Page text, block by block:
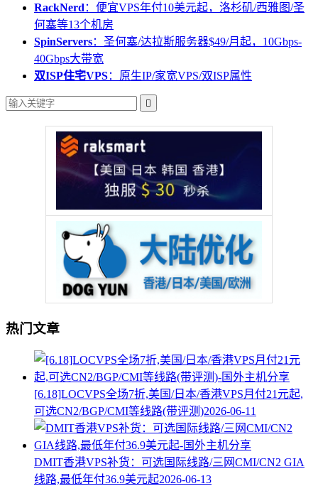
RackNerd ：便宜VPS年付10美元起，洛杉矶/西雅图/圣
何塞等13个机房
SpinServers：圣何塞/达拉斯服务器$49/月起，10Gbps-
40Gbps大带宽
双ISP住宅VPS：原生IP/家宽VPS/双ISP属性

热门文章
[6.18]LOCVPS全场7折,美国/日本/香港VPS月付21元起,
可选CN2/BGP/CMI等线路(带评测)2026-06-11
DMIT香港VPS补货：可选国际线路/三网CMI/CN2 GIA
线路,最低年付36.9美元起2026-06-13